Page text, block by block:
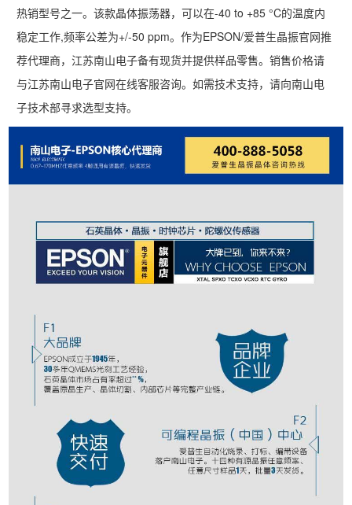
热销型号之一。该款晶体振荡器，可以在-40 to +85 °C的温度内
稳定工作,频率公差为+/-50 ppm。作为EPSON/爱普生晶振官网推
荐代理商，江苏南山电子备有现货并提供样品零售。销售价格请
与江苏南山电子官网在线客服咨询。如需技术支持，请向南山电
子技术部寻求选型支持。